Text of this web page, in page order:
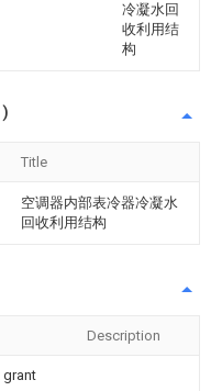
冷凝水回
收利用结
构
Title
空调器内部表冷器冷凝水
回收利用结构
Description
grant